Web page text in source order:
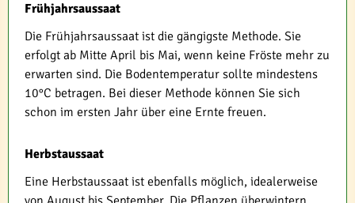
Frühjahrsaussaat
Die Frühjahrsaussaat ist die gängigste Methode. Sie
erfolgt ab Mitte April bis Mai, wenn keine Fröste mehr zu
erwarten sind. Die Bodentemperatur sollte mindestens
10°C betragen. Bei dieser Methode können Sie sich
schon im ersten Jahr über eine Ernte freuen.
Herbstaussaat
Eine Herbstaussaat ist ebenfalls möglich, idealerweise